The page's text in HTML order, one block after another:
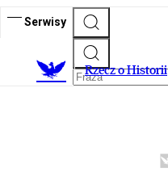
Serwisy
Rzecz o Historii